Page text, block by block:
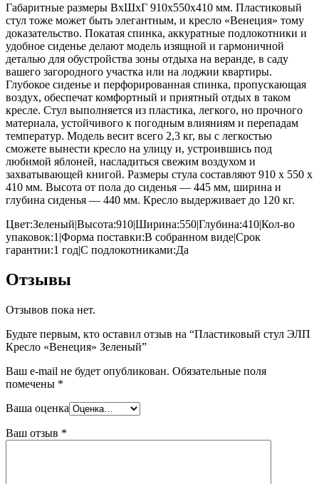
Габаритные размеры ВхШхГ 910x550x410 мм. Пластиковый
стул тоже может быть элегантным, и кресло «Венеция» тому
доказательство. Покатая спинка, аккуратные подлокотники и
удобное сиденье делают модель изящной и гармоничной
деталью для обустройства зоны отдыха на веранде, в саду
вашего загородного участка или на лоджии квартиры.
Глубокое сиденье и перфорированная спинка, пропускающая
воздух, обеспечат комфортный и приятный отдых в таком
кресле. Стул выполняется из пластика, легкого, но прочного
материала, устойчивого к погодным влияниям и перепадам
температур. Модель весит всего 2,3 кг, вы с легкостью
сможете вынести кресло на улицу и, устроившись под
любимой яблоней, насладиться свежим воздухом и
захватывающей книгой. Размеры стула составляют 910 х 550 х
410 мм. Высота от пола до сиденья — 445 мм, ширина и
глубина сиденья — 440 мм. Кресло выдерживает до 120 кг.
Цвет:Зеленый|Высота:910|Ширина:550|Глубина:410|Кол-во
упаковок:1|Форма поставки:В собранном виде|Срок
гарантии:1 год|С подлокотниками:Да
Отзывы
Отзывов пока нет.
Будьте первым, кто оставил отзыв на “Пластиковый стул ЭЛП
Кресло «Венеция» Зеленый”
Ваш e-mail не будет опубликован. Обязательные поля
помечены *
Ваша оценка
Ваш отзыв *